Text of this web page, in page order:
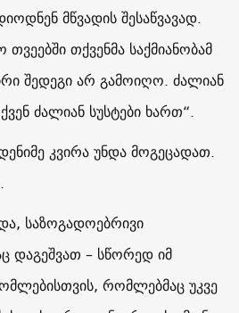
მწვადის შესაწვავად.
თქვენმა საქმიანობამ
შედეგი არ გამოიღო. ძალიან
ძალიან სუსტები ხართ“.
კვირა უნდა მოგეცადათ.
საზოგადოებრივი
დაგეშვათ – სწორედ იმ
რომლებმაც უკვე